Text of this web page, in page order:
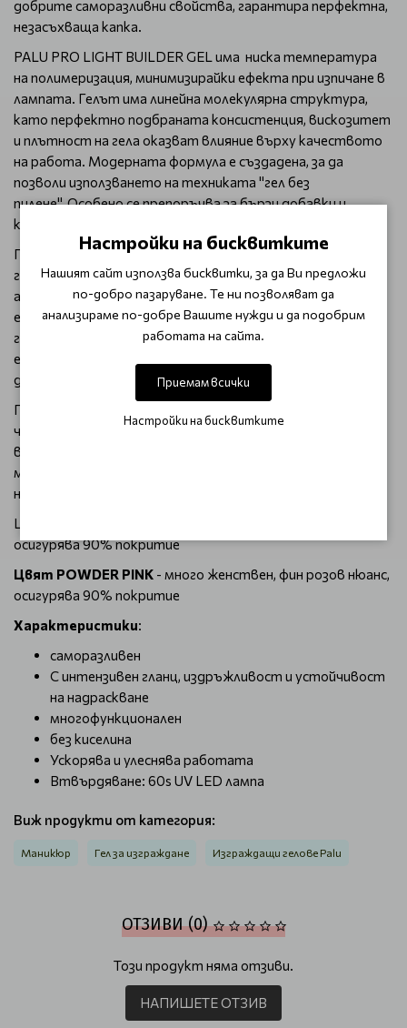
добрите саморазливни свойства, гарантира перфектна,
незасъхваща капка.
PALU PRO LIGHT BUILDER GEL има ниска температура
на полимеризация, минимизирайки ефекта при изпичане в
лампата. Гелът има линейна молекулярна структура,
като перфектно подбраната консистенция, вискозитет
и плътност на гела оказват влияние върху качеството
на работа. Модерната формула е създадена, за да
позволи използването на техниката "гел без
пилене". Особено се препоръчва за бързи добавки и
корекции.
Гел, притежаващ свойствата на основа, изграждащ и
гланциращ продукт. В структурата си съдържа
адхезивни вещества, които повишават адхезията към
естествената нокътна плочка, изграждащи и
гланциращи вещества. За да постигнете оптимален
ефект на адхезия с тънки, проблемни плочки, струва си
да използвате лак от всяка основа на Palu.
Прецизно регулираният вискозитет на гела гарантира,
че консистенцията е средно плътна и бързо се разнася
върху нокътя. Гелът с този вискозитет се отделя
много добре от четката. Гелът е издръжлив, устойчив
на надраскване и има висок, дълготраен блясък.
Цвят Powder Pink - много женствен, фин розов нюанс,
осигурява 90% покритие
Цвят POWDER PINK - много женствен, фин розов нюанс,
осигурява 90% покритие
Характеристики:
саморазливен
С интензивен гланц, издръжливост и устойчивост
на надраскване
многофункционален
без киселина
Ускорява и улеснява работата
Втвърдяване: 60s UV LED лампа
Виж продукти от категория:
Маникюр Гел за изграждане Изграждащи гелове Palu
ОТЗИВИ (0)
Този продукт няма отзиви.
НАПИШЕТЕ ОТЗИВ
Настройки на бисквитките
Нашият сайт използва бисквитки, за да Ви предложи
по-добро пазаруване. Те ни позволяват да
анализираме по-добре Вашите нужди и да подобрим
работата на сайта.
Приемам всички
Настройки на бисквитките